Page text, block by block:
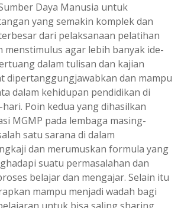
Daya Manusia untuk
yang semakin komplek dan
dari pelaksanaan pelatihan
menstimulus agar lebih banyak ide-
dalam tulisan dan kajian
dipertanggungjawabkan dan mampu
dalam kehidupan pendidikan di
Poin kedua yang dihasilkan
MGMP pada lembaga masing-
satu sarana di dalam
dan merumuskan formula yang
suatu permasalahan dan
belajar dan mengajar. Selain itu
mampu menjadi wadah bagi